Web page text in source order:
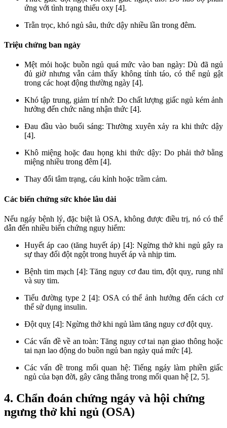
ứng với tình trạng thiếu oxy [4].
Trằn trọc, khó ngủ sâu, thức dậy nhiều lần trong đêm.
Triệu chứng ban ngày
Mệt mỏi hoặc buồn ngủ quá mức vào ban ngày: Dù đã ngủ
đủ giờ nhưng vẫn cảm thấy không tỉnh táo, có thể ngủ gật
trong các hoạt động thường ngày [4].
Khó tập trung, giảm trí nhớ: Do chất lượng giấc ngủ kém ảnh
hưởng đến chức năng nhận thức [4].
Đau đầu vào buổi sáng: Thường xuyên xảy ra khi thức dậy
[4].
Khô miệng hoặc đau họng khi thức dậy: Do phải thở bằng
miệng nhiều trong đêm [4].
Thay đổi tâm trạng, cáu kỉnh hoặc trầm cảm.
Các biến chứng sức khỏe lâu dài
Nếu ngáy bệnh lý, đặc biệt là OSA, không được điều trị, nó có thể
dẫn đến nhiều biến chứng nguy hiểm:
Huyết áp cao (tăng huyết áp) [4]: Ngừng thở khi ngủ gây ra
sự thay đổi đột ngột trong huyết áp và nhịp tim.
Bệnh tim mạch [4]: Tăng nguy cơ đau tim, đột quỵ, rung nhĩ
và suy tim.
Tiểu đường type 2 [4]: OSA có thể ảnh hưởng đến cách cơ
thể sử dụng insulin.
Đột quỵ [4]: Ngừng thở khi ngủ làm tăng nguy cơ đột quỵ.
Các vấn đề về an toàn: Tăng nguy cơ tai nạn giao thông hoặc
tai nạn lao động do buồn ngủ ban ngày quá mức [4].
Các vấn đề trong mối quan hệ: Tiếng ngáy làm phiền giấc
ngủ của bạn đời, gây căng thẳng trong mối quan hệ [2, 5].
4. Chẩn đoán chứng ngáy và hội chứng
ngưng thở khi ngủ (OSA)